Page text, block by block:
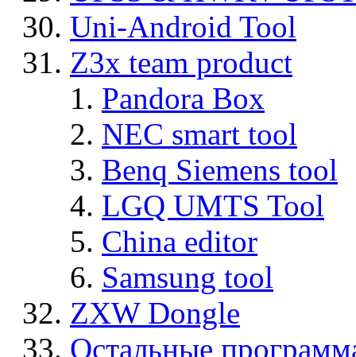
Uni-Android Tool
Z3x team product
Pandora Box
NEC smart tool
Benq Siemens tool
LGQ UMTS Tool
China editor
Samsung tool
ZXW Dongle
Остальные